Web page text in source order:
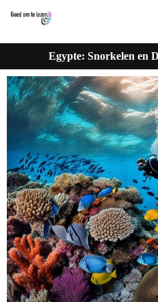
Egypte: Snorkelen en